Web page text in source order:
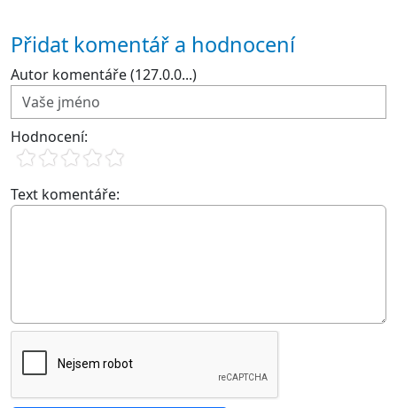
Přidat komentář a hodnocení
Autor komentáře (127.0.0...)
Hodnocení:
Text komentáře: